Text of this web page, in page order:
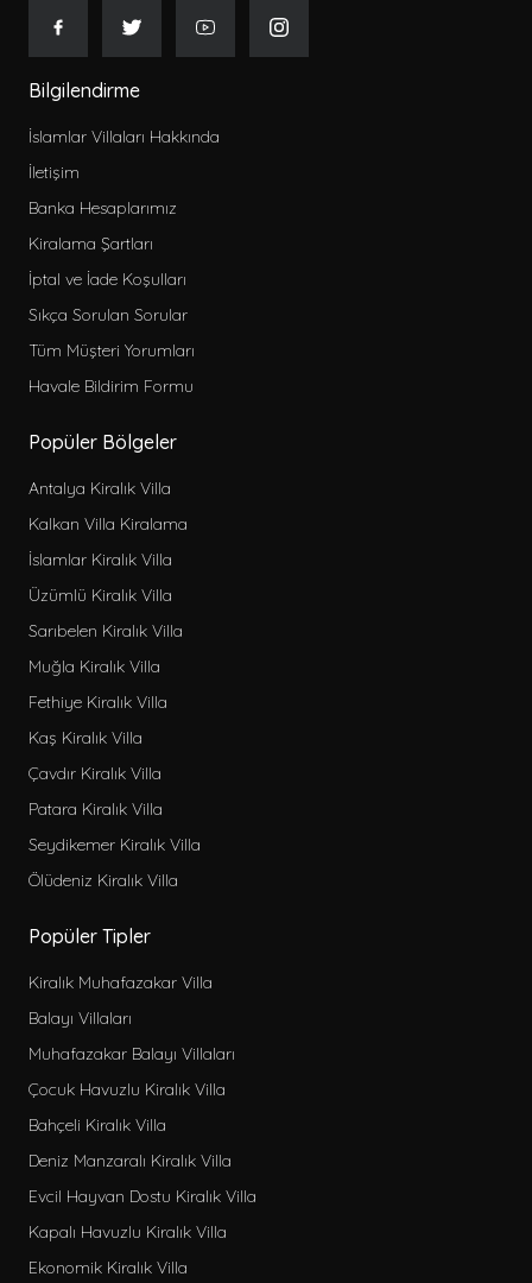
Bilgilendirme
İslamlar Villaları Hakkında
İletişim
Banka Hesaplarımız
Kiralama Şartları
İptal ve İade Koşulları
Sıkça Sorulan Sorular
Tüm Müşteri Yorumları
Havale Bildirim Formu
Popüler Bölgeler
Antalya Kiralık Villa
Kalkan Villa Kiralama
İslamlar Kiralık Villa
Üzümlü Kiralık Villa
Sarıbelen Kiralık Villa
Muğla Kiralık Villa
Fethiye Kiralık Villa
Kaş Kiralık Villa
Çavdır Kiralık Villa
Patara Kiralık Villa
Seydikemer Kiralık Villa
Ölüdeniz Kiralık Villa
Popüler Tipler
Kiralık Muhafazakar Villa
Balayı Villaları
Muhafazakar Balayı Villaları
Çocuk Havuzlu Kiralık Villa
Bahçeli Kiralık Villa
Deniz Manzaralı Kiralık Villa
Evcil Hayvan Dostu Kiralık Villa
Kapalı Havuzlu Kiralık Villa
Ekonomik Kiralık Villa